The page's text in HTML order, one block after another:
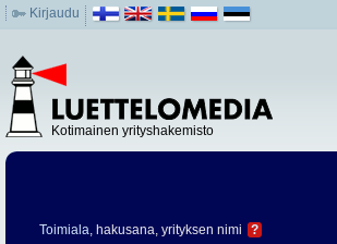
Kirjaudu
Kotimainen yrityshakemisto
Toimiala, hakusana, yrityksen nimi ?